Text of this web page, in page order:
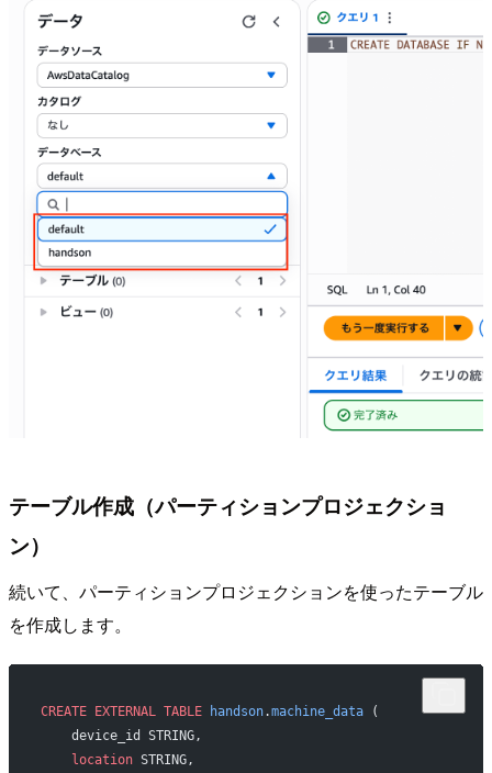
テーブル作成（パーティションプロジェクショ
ン）
続いて、パーティションプロジェクションを使ったテーブル
を作成します。
CREATE EXTERNAL TABLE handson.machine_data (
    device_id STRING,
    location
STRING,